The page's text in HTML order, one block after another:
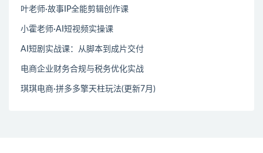
叶老师·故事IP全能剪辑创作课
小霍老师·AI短视频实操课
AI短剧实战课：从脚本到成片交付
电商企业财务合规与税务优化实战
琪琪电商·拼多多擎天柱玩法(更新7月)